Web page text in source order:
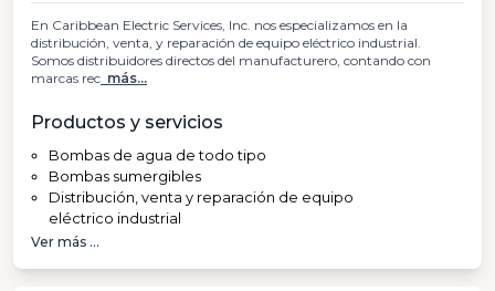
En Caribbean Electric Services, Inc. nos especializamos en la
distribución, venta, y reparación de equipo eléctrico industrial.
Somos distribuidores directos del manufacturero, contando con
marcas rec más...
Productos y servicios
Bombas de agua de todo tipo
Bombas sumergibles
Distribución, venta y reparación de equipo
eléctrico industrial
Ver más ...